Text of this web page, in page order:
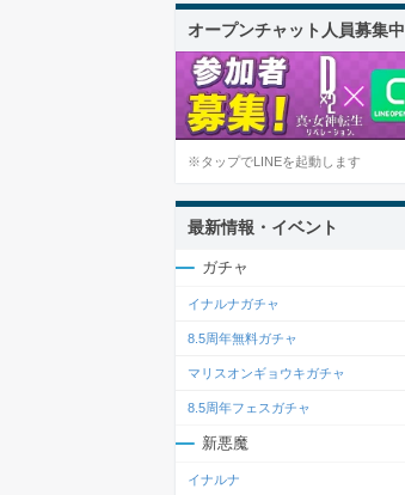
オープンチャット人員募集中
※タップでLINEを起動します
最新情報・イベント
ガチャ
イナルナガチャ
8.5周年無料ガチャ
マリスオンギョウキガチャ
8.5周年フェスガチャ
新悪魔
イナルナ